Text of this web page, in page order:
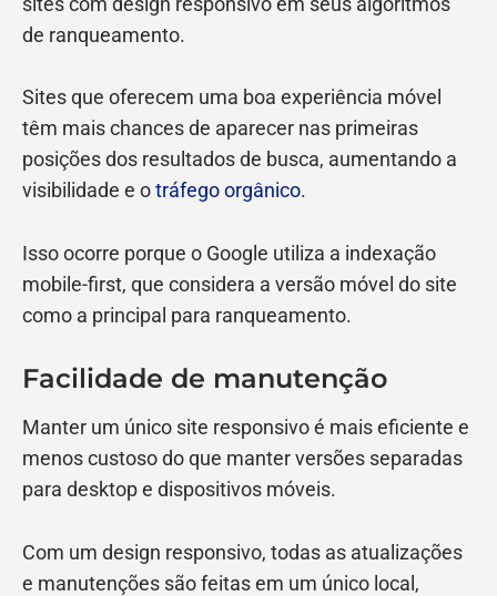
de ranqueamento.
Sites que oferecem uma boa experiência móvel
têm mais chances de aparecer nas primeiras
posições dos resultados de busca, aumentando a
visibilidade e otráfego orgânico.
Isso ocorre porque o Google utiliza a indexação
mobile-first, que considera a versão móvel do site
como a principal para ranqueamento.
Facilidade de manutenção
Manter um único site responsivo é mais eficiente e
menos custoso do que manter versões separadas
para desktop e dispositivos móveis.
Com um design responsivo, todas as atualizações
e manutenções são feitas em um único local,